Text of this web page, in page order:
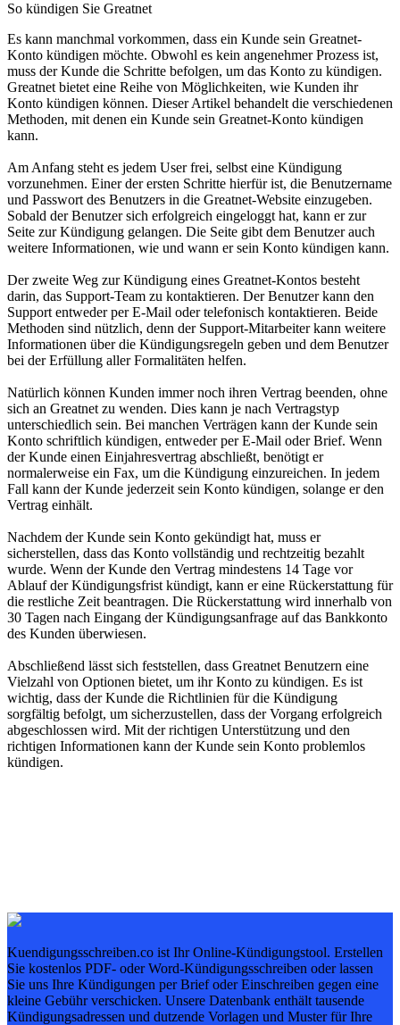
So kündigen Sie Greatnet
Es kann manchmal vorkommen, dass ein Kunde sein Greatnet-
Konto kündigen möchte. Obwohl es kein angenehmer Prozess ist,
muss der Kunde die Schritte befolgen, um das Konto zu kündigen.
Greatnet bietet eine Reihe von Möglichkeiten, wie Kunden ihr
Konto kündigen können. Dieser Artikel behandelt die verschiedenen
Methoden, mit denen ein Kunde sein Greatnet-Konto kündigen
kann.
Am Anfang steht es jedem User frei, selbst eine Kündigung
vorzunehmen. Einer der ersten Schritte hierfür ist, die Benutzername
und Passwort des Benutzers in die Greatnet-Website einzugeben.
Sobald der Benutzer sich erfolgreich eingeloggt hat, kann er zur
Seite zur Kündigung gelangen. Die Seite gibt dem Benutzer auch
weitere Informationen, wie und wann er sein Konto kündigen kann.
Der zweite Weg zur Kündigung eines Greatnet-Kontos besteht
darin, das Support-Team zu kontaktieren. Der Benutzer kann den
Support entweder per E-Mail oder telefonisch kontaktieren. Beide
Methoden sind nützlich, denn der Support-Mitarbeiter kann weitere
Informationen über die Kündigungsregeln geben und dem Benutzer
bei der Erfüllung aller Formalitäten helfen.
Natürlich können Kunden immer noch ihren Vertrag beenden, ohne
sich an Greatnet zu wenden. Dies kann je nach Vertragstyp
unterschiedlich sein. Bei manchen Verträgen kann der Kunde sein
Konto schriftlich kündigen, entweder per E-Mail oder Brief. Wenn
der Kunde einen Einjahresvertrag abschließt, benötigt er
normalerweise ein Fax, um die Kündigung einzureichen. In jedem
Fall kann der Kunde jederzeit sein Konto kündigen, solange er den
Vertrag einhält.
Nachdem der Kunde sein Konto gekündigt hat, muss er
sicherstellen, dass das Konto vollständig und rechtzeitig bezahlt
wurde. Wenn der Kunde den Vertrag mindestens 14 Tage vor
Ablauf der Kündigungsfrist kündigt, kann er eine Rückerstattung für
die restliche Zeit beantragen. Die Rückerstattung wird innerhalb von
30 Tagen nach Eingang der Kündigungsanfrage auf das Bankkonto
des Kunden überwiesen.
Abschließend lässt sich feststellen, dass Greatnet Benutzern eine
Vielzahl von Optionen bietet, um ihr Konto zu kündigen. Es ist
wichtig, dass der Kunde die Richtlinien für die Kündigung
sorgfältig befolgt, um sicherzustellen, dass der Vorgang erfolgreich
abgeschlossen wird. Mit der richtigen Unterstützung und den
richtigen Informationen kann der Kunde sein Konto problemlos
kündigen.
Kuendigungsschreiben.co ist Ihr Online-Kündigungstool. Erstellen
Sie kostenlos PDF- oder Word-Kündigungsschreiben oder lassen
Sie uns Ihre Kündigungen per Brief oder Einschreiben gegen eine
kleine Gebühr verschicken. Unsere Datenbank enthält tausende
Kündigungsadressen und dutzende Vorlagen und Muster für Ihre